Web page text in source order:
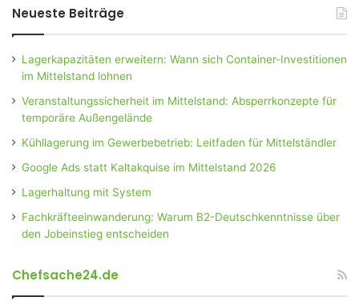
Neueste Beiträge
Lagerkapazitäten erweitern: Wann sich Container-Investitionen
im Mittelstand lohnen
Veranstaltungssicherheit im Mittelstand: Absperrkonzepte für
temporäre Außengelände
Kühllagerung im Gewerbebetrieb: Leitfaden für Mittelständler
Google Ads statt Kaltakquise im Mittelstand 2026
Lagerhaltung mit System
Fachkräfteeinwanderung: Warum B2-Deutschkenntnisse über
den Jobeinstieg entscheiden
Chefsache24.de